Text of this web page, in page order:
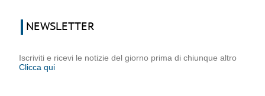
NEWSLETTER
Iscriviti e ricevi le notizie del giorno prima di chiunque altro
Clicca qui